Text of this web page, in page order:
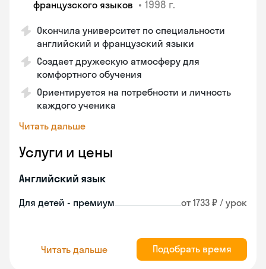
французского языков • 1998 г.
Окончила университет по специальности
английский и французский языки
Создает дружескую атмосферу для
комфортного обучения
Ориентируется на потребности и личность
каждого ученика
Читать дальше
Услуги и цены
Английский язык
Для детей - премиум от 1733 ₽ / урок
Читать дальше Подобрать время